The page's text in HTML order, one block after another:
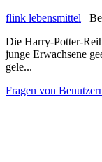
flink lebensmittel
Die Harry-Potter-
junge Erwachsene
gele...
Fragen von